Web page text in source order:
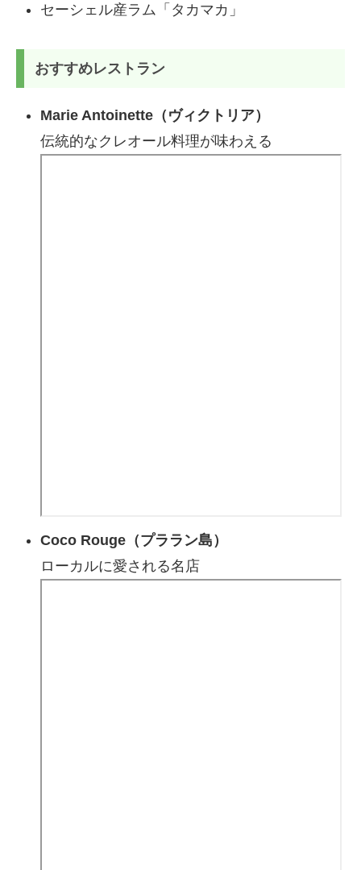
セーシェル産ラム「タカマカ」
おすすめレストラン
Marie Antoinette（ヴィクトリア）
伝統的なクレオール料理が味わえる
Coco Rouge（プララン島）
ローカルに愛される名店